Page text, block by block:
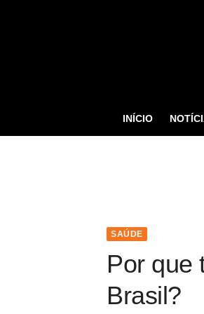
INÍCIO
SAÚDE
Por que
Brasil?